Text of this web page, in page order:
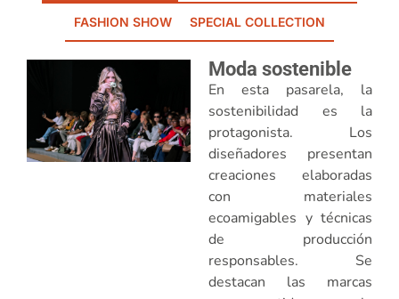
FASHION SHOW SPECIAL COLLECTION
Moda sostenible
En esta pasarela, la
sostenibilidad es la
protagonista. Los
diseñadores presentan
creaciones elaboradas
con materiales
ecoamigables y técnicas
de producción
responsables. Se
destacan las marcas